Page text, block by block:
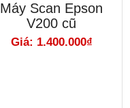
Máy Scan Epson
V200 cũ
Giá: 1.400.000₫